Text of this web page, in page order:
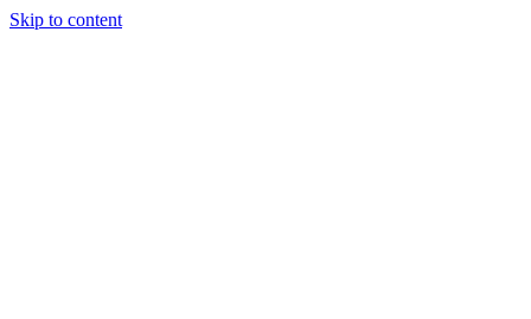
Skip to content